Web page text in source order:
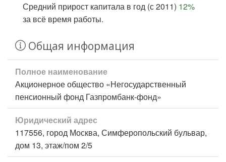
Средний прирост капитала в год (с 2011) 12%
за всё время работы.
Общая информация
Полное наименование
Акционерное общество «Негосударственный
пенсионный фонд Газпромбанк-фонд»
Юридический адрес
117556, город Москва, Симферопольский бульвар,
дом 13, этаж/пом 2/5